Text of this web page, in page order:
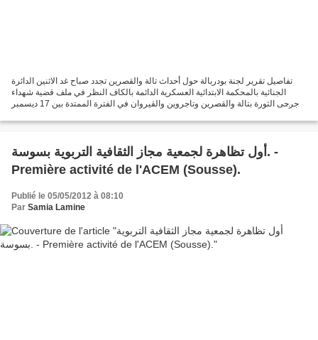
تفاصيل تقرير لجنة بودربالة حول أحداث تالة والقصرين تجدد صباح غد الاثنين الدائرة
الجنائية بالمحكمة الابتدائية العسكرية الدائمة بالكاف النظر في ملف قضية شهداء
وجرحى الثورة بتالة والقصرين وتاجروين والقيروان في الفترة الممتدة بين 17 ديسمبر
أول تظاهرة لجمعية مجاز الثقافية التربوية بسوسة. -
Première activité de l'ACEM (Sousse).
Publié le 05/05/2012 à 08:10
Par Samia Lamine